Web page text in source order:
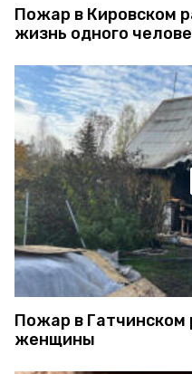
Пожар в Кировском
жизнь одного
Пожар в Гатчинском
женщины